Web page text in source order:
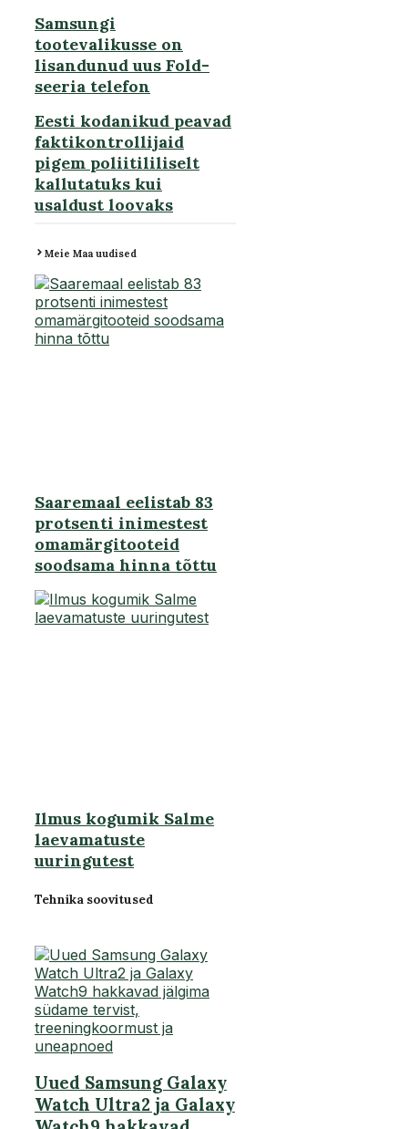
Samsungi
tootevalikusse on
lisandunud uus Fold-
seeria telefon
Eesti kodanikud peavad
faktikontrollijaid
pigem poliitililiselt
kallutatuks kui
usaldust loovaks
Meie Maa uudised
Saaremaal eelistab 83
protsenti inimestest
omamärgitooteid
soodsama hinna tõttu
Ilmus kogumik Salme
laevamatuste
uuringutest
Tehnika soovitused
Uued Samsung Galaxy
Watch Ultra2 ja Galaxy